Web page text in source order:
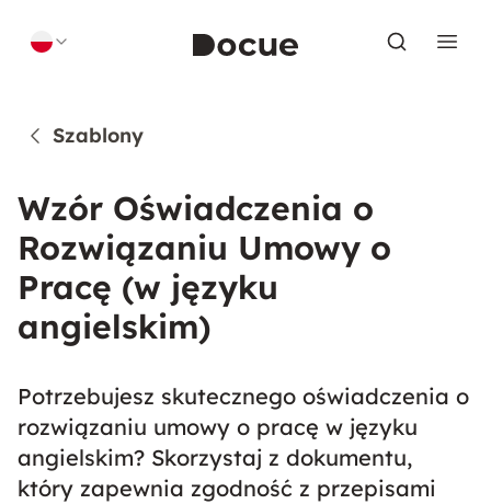
Szablony
Wzór Oświadczenia o
Rozwiązaniu Umowy o
Pracę (w języku
angielskim)
Potrzebujesz skutecznego oświadczenia o
rozwiązaniu umowy o pracę w języku
angielskim? Skorzystaj z dokumentu,
który zapewnia zgodność z przepisami